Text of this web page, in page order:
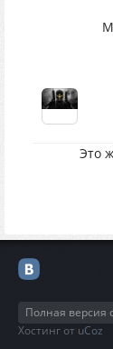
Это
Полная версия
Хостинг от uCoz